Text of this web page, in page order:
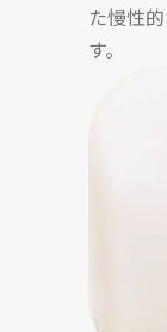
た慢性
す。